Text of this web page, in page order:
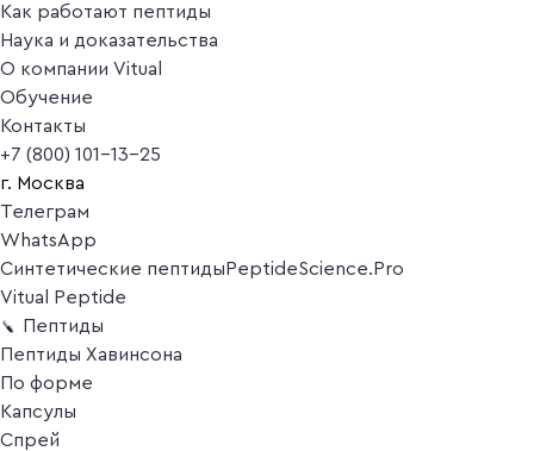
Как работают пептиды
Наука и доказательства
О компании Vitual
Обучение
Контакты
+7 (800) 101-13-25
г. Москва
Телеграм
WhatsApp
Синтетические пептиды PeptideScience.Pro
Vitual Peptide
Пептиды
Пептиды Хавинсона
По форме
Капсулы
Спрей